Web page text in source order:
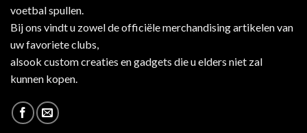
voetbal spullen.
Bij ons vindt u zowel de officiële merchandising artikelen van
uw favoriete clubs,
alsook custom creaties en gadgets die u elders niet zal
kunnen kopen.